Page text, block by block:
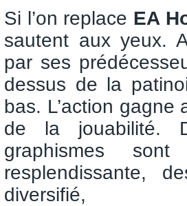
Si l’on replace EA
sautent aux yeux.
par ses
dessus de la
bas. L’action
de la jouabilité.
graphismes
resplendissante,
diversifié,